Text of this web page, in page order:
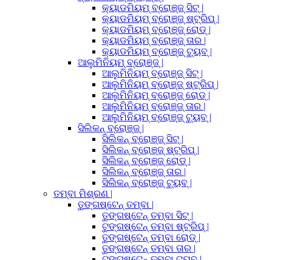
କ୍ୟାଡମିୟମ୍ ବ୍ରୋଞ୍ଜ୍ ସିଟ୍ |
କ୍ୟାଡମିୟମ୍ ବ୍ରୋଞ୍ଜ୍ ଷ୍ଟ୍ରିପ୍ |
କ୍ୟାଡମିୟମ୍ ବ୍ରୋଞ୍ଜ୍ ରୋଡ୍ |
କ୍ୟାଡମିୟମ୍ ବ୍ରୋଞ୍ଜ୍ ତାର |
କ୍ୟାଡମିୟମ୍ ବ୍ରୋଞ୍ଜ୍ ଟ୍ୟୁବ୍ |
ଆଲୁମିନିୟମ୍ ବ୍ରୋଞ୍ଜ୍ |
ଆଲୁମିନିୟମ୍ ବ୍ରୋଞ୍ଜ୍ ସିଟ୍ |
ଆଲୁମିନିୟମ୍ ବ୍ରୋଞ୍ଜ୍ ଷ୍ଟ୍ରିପ୍ |
ଆଲୁମିନିୟମ୍ ବ୍ରୋଞ୍ଜ୍ ରୋଡ୍ |
ଆଲୁମିନିୟମ୍ ବ୍ରୋଞ୍ଜ୍ ତାର |
ଆଲୁମିନିୟମ୍ ବ୍ରୋଞ୍ଜ୍ ଟ୍ୟୁବ୍ |
ସିଲିକନ୍ ବ୍ରୋଞ୍ଜ୍ |
ସିଲିକନ୍ ବ୍ରୋଞ୍ଜ୍ ସିଟ୍ |
ସିଲିକନ୍ ବ୍ରୋଞ୍ଜ୍ ଷ୍ଟ୍ରିପ୍ |
ସିଲିକନ୍ ବ୍ରୋଞ୍ଜ୍ ରୋଡ୍ |
ସିଲିକନ୍ ବ୍ରୋଞ୍ଜ୍ ତାର |
ସିଲିକନ୍ ବ୍ରୋଞ୍ଜ୍ ଟ୍ୟୁବ୍ |
ତମ୍ବା ମିଶ୍ରଣ |
ତୁଙ୍ଗଷ୍ଟେନ୍ ତମ୍ବା |
ତୁଙ୍ଗଷ୍ଟେନ୍ ତମ୍ବା ସିଟ୍ |
ଟୁଙ୍ଗଷ୍ଟେନ୍ ତମ୍ବା ଷ୍ଟ୍ରିପ୍ |
ତୁଙ୍ଗଷ୍ଟେନ୍ ତମ୍ବା ରୋଡ୍ |
ତୁଙ୍ଗଷ୍ଟେନ୍ ତମ୍ବା ତାର |